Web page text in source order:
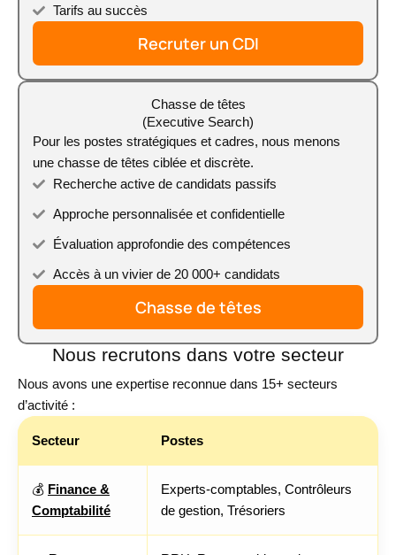
Tarifs au succès
Recruter un CDI
Chasse de têtes
(Executive Search)
Pour les postes stratégiques et cadres, nous menons
une chasse de têtes ciblée et discrète.
Recherche active de candidats passifs
Approche personnalisée et confidentielle
Évaluation approfondie des compétences
Accès à un vivier de 20 000+ candidats
Chasse de têtes
Nous recrutons dans votre secteur
Nous avons une expertise reconnue dans 15+ secteurs
d’activité :
Secteur Postes
💰 Finance &
Comptabilité
Experts-comptables, Contrôleurs
de gestion, Trésoriers